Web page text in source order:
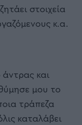
στοιχεία
κ.α.
άντρας και
μου το
τράπεζα
καταλάβει